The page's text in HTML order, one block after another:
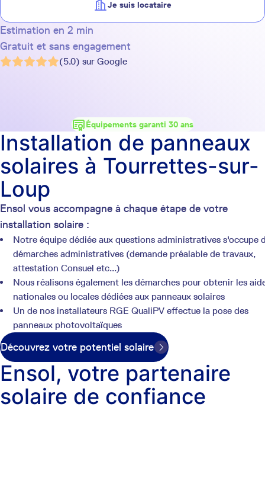
Je suis locataire
Estimation en 2 min
Gratuit et sans engagement
(5.0) sur Google
Équipements garanti 30 ans
Ensol vous accompagne à chaque étape de votre
installation solaire :
Notre équipe dédiée aux questions administratives s'occupe
démarches administratives (demande préalable de travaux,
attestation Consuel etc...)
Nous réalisons également les démarches pour obtenir les
nationales ou locales dédiées aux panneaux solaires
Un de nos installateurs RGE QualiPV effectue la pose des
panneaux photovoltaïques
Découvrez votre potentiel solaire
Installation de panneaux
solaires à Tourrettes-sur-
Loup
Ensol, votre partenaire
solaire de confiance